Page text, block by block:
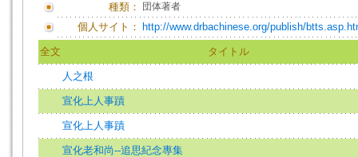
種類： 団体著者
個人サイト： http://www.drbachinese.org/publish/
全文 タイトル
人之根
宣化上人事蹟
宣化上人事蹟
宣化老和尚--追思紀念專集